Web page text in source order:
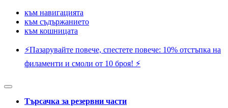
към навигацията
към съдържанието
към кошницата
⚡️Пазарувайте повече, спестете повече: 10% отстъпка на
филаменти и смоли от 10 броя! ⚡️
Търсачка за резервни части